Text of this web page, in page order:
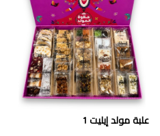
علبة مولد إيليت 1